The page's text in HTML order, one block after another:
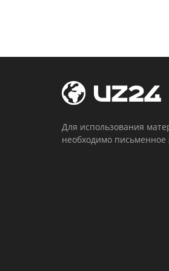
Для использования
необходимо